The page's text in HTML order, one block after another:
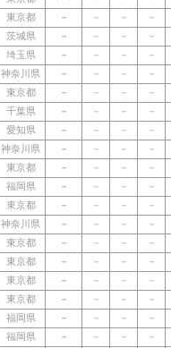
東京都 － － － －
茨城県 － － － －
埼玉県 － － － －
神奈川県 － － － －
東京都 － － － －
千葉県 － － － －
愛知県 － － － －
神奈川県 － － － －
東京都 － － － －
福岡県 － － － －
東京都 － － － －
神奈川県 － － － －
東京都 － － － －
東京都 － － － －
東京都 － － － －
東京都 － － － －
福岡県 － － － －
福岡県 － － － －